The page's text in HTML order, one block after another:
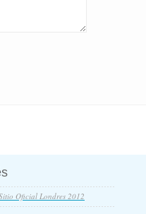
Oficial Londres 2012